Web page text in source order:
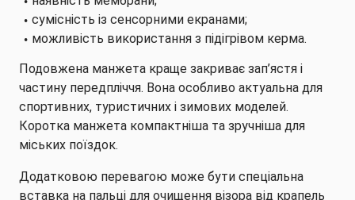
сумісність із сенсорними екранами;
можливість використання з підігрівом керма.
Подовжена манжета краще закриває зап’ястя і
частину передпліччя. Вона особливо актуальна для
спортивних, туристичних і зимових моделей.
Коротка манжета компактніша та зручніша для
міських поїздок.
Додатковою перевагою може бути спеціальна
вставка на пальці для очищення візора від крапель